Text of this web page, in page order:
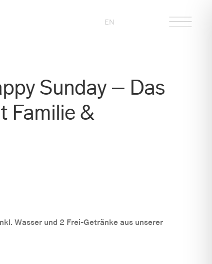
EN
Sunday – Das
Familie &
Wasser und 2 Frei-Getränke aus unserer